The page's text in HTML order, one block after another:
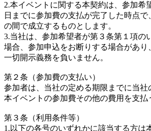
2.本イベントに関する本契約は、参加希
日までに参加費の支払が完了した時点
の間で成立するものとします。
3.当社は、参加希望者が第３条第１項の
場合、参加申込をお断りする場合があり
一切開示義務を負いません。
第２条（参加費の支払い）
参加者は、当社の定める期限までに当社
本イベントの参加費その他の費用を支払
第３条（利用条件等）
1.以下の各号のいずれかに該当する方は